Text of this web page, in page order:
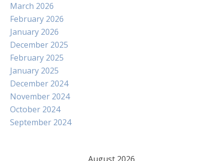
March 2026
February 2026
January 2026
December 2025
February 2025
January 2025
December 2024
November 2024
October 2024
September 2024